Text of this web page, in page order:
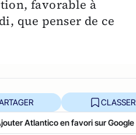
favorable à
que penser de ce
CLASSER
Atlantico en favori sur Google